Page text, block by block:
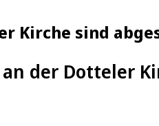
Kirche sind
der Dotteler